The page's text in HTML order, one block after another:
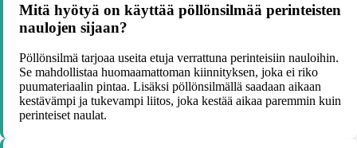
Mitä hyötyä on käyttää pöllönsilmää perinteisten
naulojen sijaan?
Pöllönsilmä tarjoaa useita etuja verrattuna perinteisiin nauloihin.
Se mahdollistaa huomaamattoman kiinnityksen, joka ei riko
puumateriaalin pintaa. Lisäksi pöllönsilmällä saadaan aikaan
kestävämpi ja tukevampi liitos, joka kestää aikaa paremmin kuin
perinteiset naulat.